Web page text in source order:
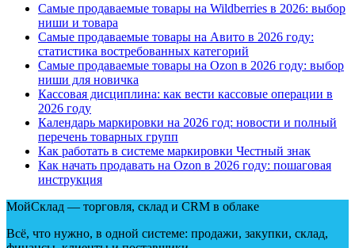
Самые продаваемые товары на Wildberries в 2026: выбор
ниши и товара
Самые продаваемые товары на Авито в 2026 году:
статистика востребованных категорий
Самые продаваемые товары на Ozon в 2026 году: выбор
ниши для новичка
Кассовая дисциплина: как вести кассовые операции в
2026 году
Календарь маркировки на 2026 год: новости и полный
перечень товарных групп
Как работать в системе маркировки Честный знак
Как начать продавать на Ozon в 2026 году: пошаговая
инструкция
МойСклад — торговля, склад и CRM в облаке
Всё, что нужно, в одной системе: продажи, закупки, склад,